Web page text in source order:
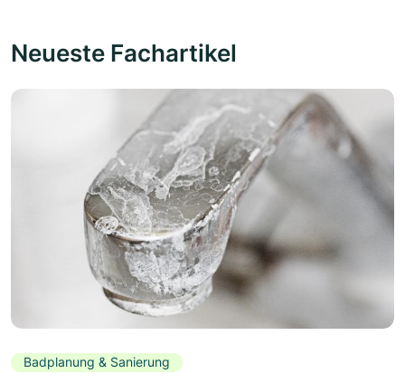
Neueste Fachartikel
Badplanung & Sanierung